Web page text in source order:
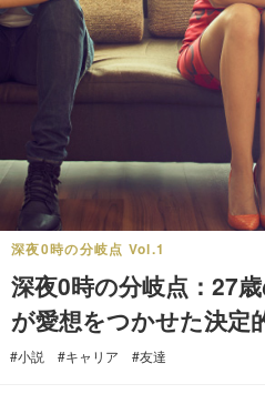
深夜0時の分岐点 Vol.1
深夜0時の分岐点：27
が愛想をつかせた決定
#小説 #キャリア #友達